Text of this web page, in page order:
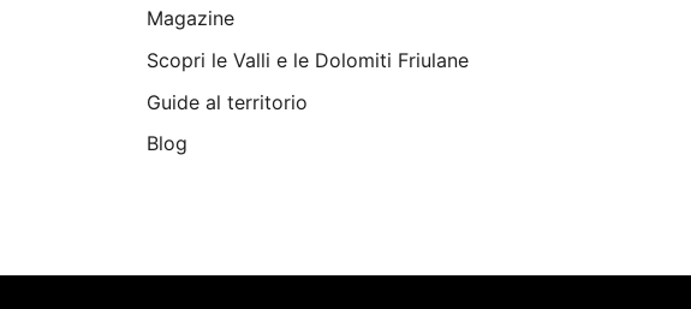
Magazine
Scopri le Valli e le Dolomiti Friulane
Guide al territorio
Blog